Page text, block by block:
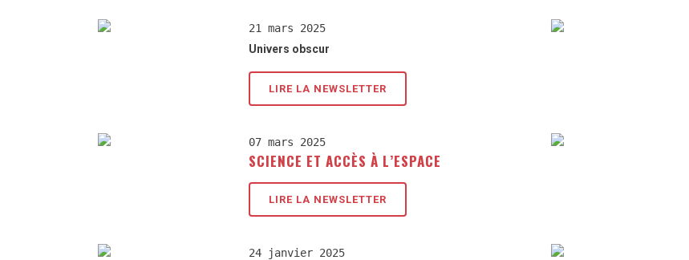
21 mars 2025
Univers obscur
LIRE LA NEWSLETTER
07 mars 2025
SCIENCE ET ACCÈS À L’ESPACE
LIRE LA NEWSLETTER
24 janvier 2025